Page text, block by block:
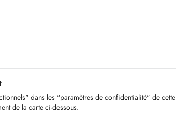
dans les "paramètres de confidentialité" de cette
de la carte ci-dessous.